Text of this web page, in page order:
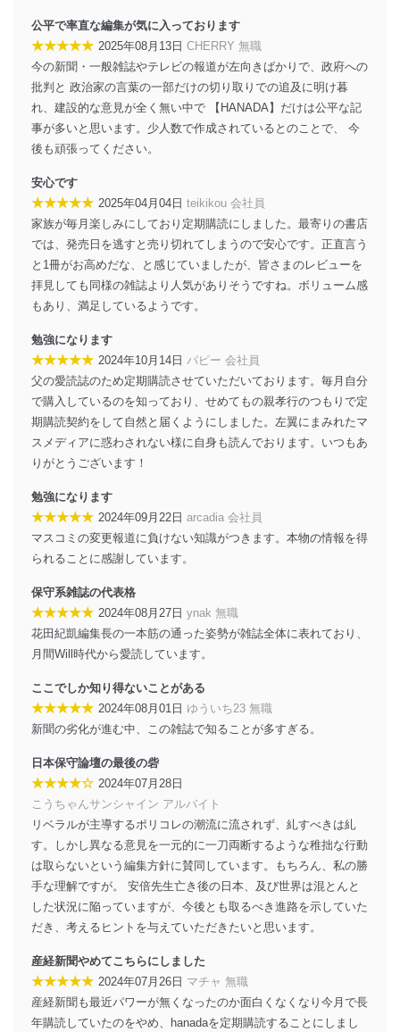
個人データを取り扱うことのできる機器及び当該
機器を取り扱う従業者を明確化し、 個人データへ
アクセス者の識別と認証
機器に標準装備されているユーザー制御機能（ユ
ーザーアカウント制御）により、個人情報データ
ベース等を取り扱う情報システムを使用する従業
者を識別・認証しています。
外部からの不正アクセス等の防止
個人データを取り扱う機器等のオペレーティング
システムを最新の状態に保持しています。
個人データを取り扱う機器等にセキュリティ対策
ソフトウェア等を導入し、自動更新 機能等の活用
情報システムの使用に伴う漏洩等の防止
送信する場合に、当該ファイルへのパスワードを
設定しています。
個人情報保護マネジメントシステムの継続的改善
当社は、内部監査及びマネジメントレビューの機会を通
じて、個人情報保護マネジメントシステムを継続的に改
善し、常に最良の状態を維持します。
苦情及び相談受付け窓口
貴殿の個人情報及び当社の個人情報保護マネジメントシ
ステムに関するご相談及び苦情については以下までご連
絡ください。
株式会社富士山マガジンサービス 個人情報問い合わせ
係
TEL：0570-200-223
FAX：03-5459-7073
改訂：2025年2月20日
制定：2005年4月1日
株式会社富士山マガジンサービス
代表取締役会長 西野 伸一郎
個人情報の取扱いについて
１．個人情報保護管理者
当社は以下の個人情報保護管理者を設置し、個人情報保
護管理者の責任のもと、個人情報を取得・アクセス・利
用・提供・管理いたします。
株式会社富士山マガジンサービス
代表取締役会長 西野 伸一郎
個人情報保護管理者: 経営管理グループディレクター 前
田 嘉也
２．利用目的
公平で率直な編集が気に入っております
★★★★★ 2025年08月13日 CHERRY 無職
今の新聞・一般雑誌やテレビの報道が左向きばかりで、政府への
批判と 政治家の言葉の一部だけの切り取りでの追及に明け暮
れ、建設的な意見が全く無い中で 【HANADA】だけは公平な記
事が多いと思います。少人数で作成されているとのことで、 今
後も頑張ってください。
安心です
★★★★★ 2025年04月04日 teikikou 会社員
家族が毎月楽しみにしており定期購読にしました。最寄りの書店
では、発売日を逃すと売り切れてしまうので安心です。正直言う
と1冊がお高めだな、と感じていましたが、皆さまのレビューを
拝見しても同様の雑誌より人気がありそうですね。ボリューム感
もあり、満足しているようです。
勉強になります
★★★★★ 2024年10月14日 パピー 会社員
父の愛読誌のため定期購読させていただいております。毎月自分
で購入しているのを知っており、せめてもの親孝行のつもりで定
期購読契約をして自然と届くようにしました。左翼にまみれたマ
スメディアに惑わされない様に自身も読んでおります。いつもあ
りがとうございます！
勉強になります
★★★★★ 2024年09月22日 arcadia 会社員
マスコミの変更報道に負けない知識がつきます。本物の情報を得
られることに感謝しています。
保守系雑誌の代表格
★★★★★ 2024年08月27日 ynak 無職
花田紀凱編集長の一本筋の通った姿勢が雑誌全体に表れており、
月間Will時代から愛読しています。
ここでしか知り得ないことがある
★★★★★ 2024年08月01日 ゆういち23 無職
新聞の劣化が進む中、この雑誌で知ることが多すぎる。
日本保守論壇の最後の砦
★★★★☆ 2024年07月28日
こうちゃんサンシャイン アルバイト
リベラルが主導するポリコレの潮流に流されず、糺すべきは糺
す。しかし異なる意見を一元的に一刀両断するような稚拙な行動
は取らないという編集方針に賛同しています。もちろん、私の勝
手な理解ですが。 安倍先生亡き後の日本、及び世界は混とんと
した状況に陥っていますが、今後とも取るべき進路を示していた
だき、考えるヒントを与えていただきたいと思います。
産経新聞やめてこちらにしました
★★★★★ 2024年07月26日 マチャ 無職
産経新聞も最近パワーが無くなったのか面白くなくなり今月で長
年購読していたのをやめ、hanadaを定期購読することにしまし